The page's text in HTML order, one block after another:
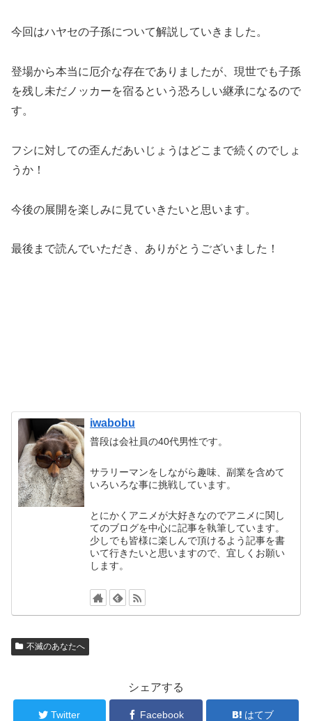
今回はハヤセの子孫について解説していきました。
登場から本当に厄介な存在でありましたが、現世でも子孫
を残し未だノッカーを宿るという恐ろしい継承になるので
す。
フシに対しての歪んだあいじょうはどこまで続くのでしょ
うか！
今後の展開を楽しみに見ていきたいと思います。
最後まで読んでいただき、ありがとうございました！
iwabobu
普段は会社員の40代男性です。
サラリーマンをしながら趣味、副業を含めて
いろいろな事に挑戦しています。
とにかくアニメが大好きなのでアニメに関し
てのブログを中心に記事を執筆しています。
少しでも皆様に楽しんで頂けるよう記事を書
いて行きたいと思いますので、宜しくお願い
します。
不滅のあなたへ
シェアする
Twitter Facebook はてブ